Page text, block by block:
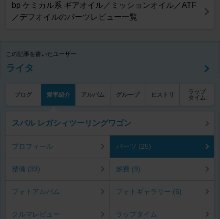
bp ケミカル系 ギアオイル／ミッションオイル／ATF
／デフオイルのパーツレビュー一覧
この記事を書いたユーザー
ライタ
ブログ 愛車紹介 アルバム グループ ヒストリ
ラップ
タイム
スバル レガシィツーリングワゴン
プロフィール パーツ (25)
整備 (33) 燃費 (9)
フォトアルバム フォトギャラリー (6)
クルマレビュー ラップタイム